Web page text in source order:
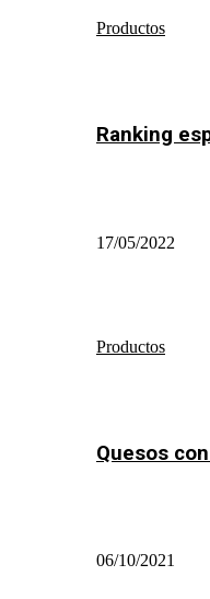
Productos
Ranking
17/05/2022
Productos
Quesos
06/10/2021